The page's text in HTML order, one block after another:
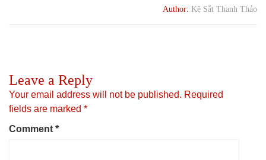
Author: Kệ Sắt Thanh Thảo
Leave a Reply
Your email address will not be published. Required
fields are marked *
Comment *